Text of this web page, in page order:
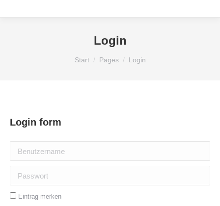
Login
Sie befinden sich hier:
Start Pages Login
Login form
Benutzername
Passwort
Eintrag merken